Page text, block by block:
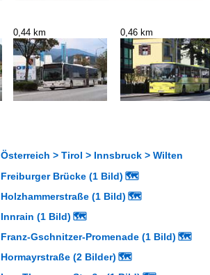
0,44 km 0,46 km
Österreich > Tirol > Innsbruck > Wilten
Freiburger Brücke (1 Bild) 🗺
Holzhammerstraße (1 Bild) 🗺
Innrain (1 Bild) 🗺
Franz-Gschnitzer-Promenade (1 Bild) 🗺
Hormayrstraße (2 Bilder) 🗺